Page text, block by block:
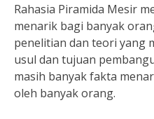
Rahasia Piramida Mesir
menarik bagi banyak
penelitian dan teori yang
usul dan tujuan
masih banyak fakta
oleh banyak orang.